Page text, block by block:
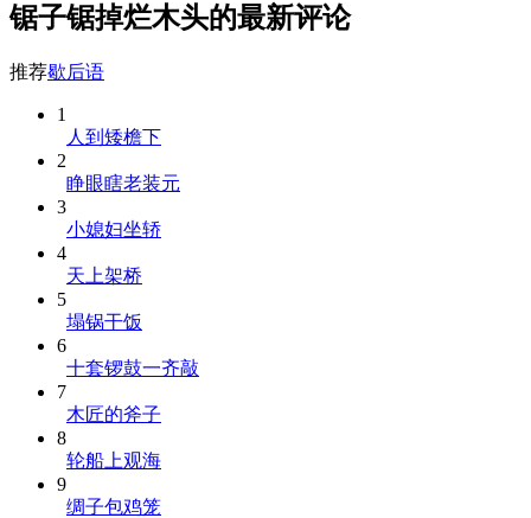
锯子锯掉烂木头的最新评论
推荐歇后语
1
人到矮檐下
2
睁眼瞎老装元
3
小媳妇坐轿
4
天上架桥
5
塌锅干饭
6
十套锣鼓一齐敲
7
木匠的斧子
8
轮船上观海
9
绸子包鸡笼